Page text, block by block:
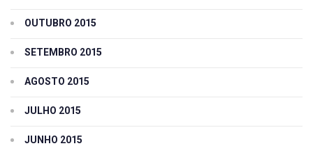
OUTUBRO 2015
SETEMBRO 2015
AGOSTO 2015
JULHO 2015
JUNHO 2015